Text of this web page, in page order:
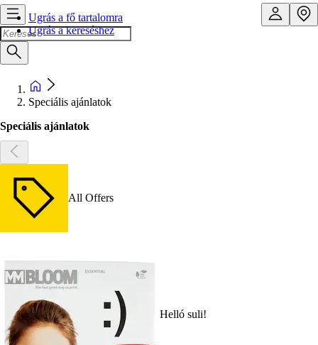
Ugrás a fő tartalomra
Ugrás a kereséshez
Speciális ajánlatok
Speciális ajánlatok
All Offers
Helló suli!